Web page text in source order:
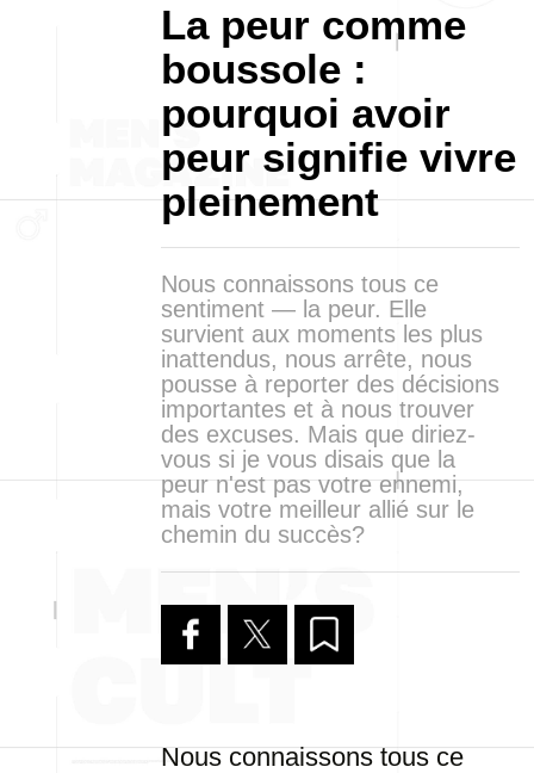
La peur comme
boussole :
pourquoi avoir
peur signifie vivre
pleinement
Nous connaissons tous ce
sentiment — la peur. Elle
survient aux moments les plus
inattendus, nous arrête, nous
pousse à reporter des décisions
importantes et à nous trouver
des excuses. Mais que diriez-
vous si je vous disais que la
peur n'est pas votre ennemi,
mais votre meilleur allié sur le
chemin du succès?
Nous connaissons tous ce